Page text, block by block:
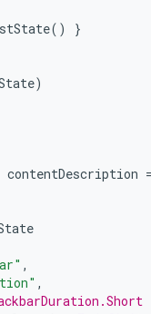
()
}
)
contentDescription =
,
,